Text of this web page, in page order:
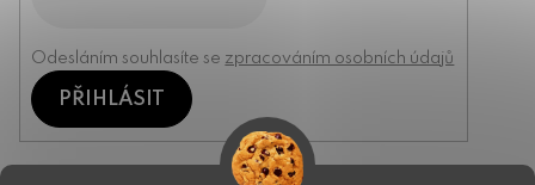
Odesláním souhlasíte se zpracováním osobních údajů
PŘIHLÁSIT